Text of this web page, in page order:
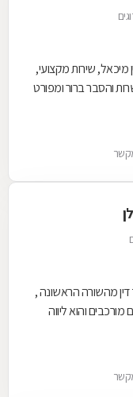
מיכאל, שירות מקצועי,
והסבר ברור ומפורט
דין מהשורה הראשונה ,
והוא ליווה
תמיד גם בשעות לא
עצה שלו שווה זהב .
ימים מורכבים